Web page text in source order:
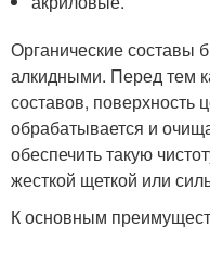
Органические составы
алкидными. Перед тем
составов, поверхность
обрабатывается и
обеспечить такую
жесткой щеткой или
К основным